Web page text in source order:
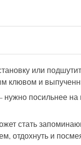
или
клювом и
нужно посильнее
стать
отдохнуть и